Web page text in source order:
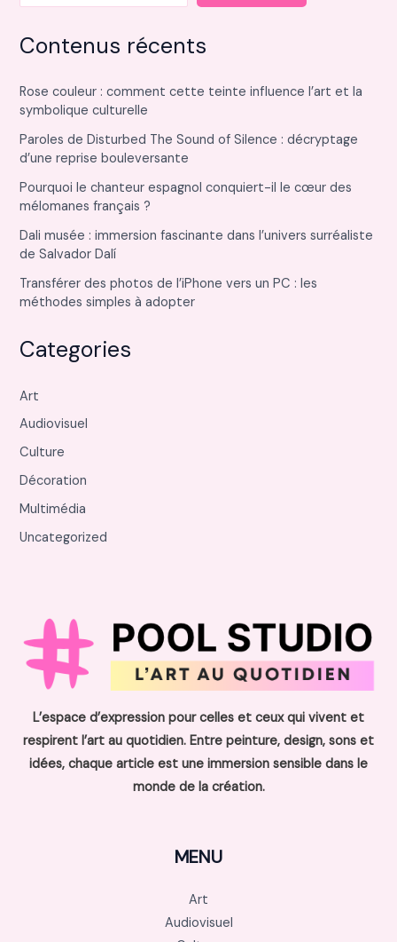
Contenus récents
Rose couleur : comment cette teinte influence l’art et la
symbolique culturelle
Paroles de Disturbed The Sound of Silence : décryptage
d’une reprise bouleversante
Pourquoi le chanteur espagnol conquiert-il le cœur des
mélomanes français ?
Dali musée : immersion fascinante dans l’univers surréaliste
de Salvador Dalí
Transférer des photos de l’iPhone vers un PC : les
méthodes simples à adopter
Categories
Art
Audiovisuel
Culture
Décoration
Multimédia
Uncategorized
L’espace d’expression pour celles et ceux qui vivent et
respirent l’art au quotidien. Entre peinture, design, sons et
idées, chaque article est une immersion sensible dans le
monde de la création.
MENU
Art
Audiovisuel